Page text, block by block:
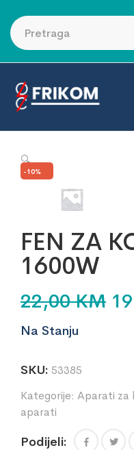
🔍
-10%
FEN ZA
1600W
22,00KM
Na Stanju
SKU: 53385
Kategorije: Aparati za
aparati
Podijeli: